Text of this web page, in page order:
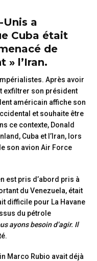
a
Cuba était
de
» l’Iran.
Après avoir
exfiltrer son président
américain affiche son
et souhaite être
ce contexte, Donald
Cuba et l’Iran, lors
son avion Air Force
est pris d’abord pris à
du Venezuela, était
difficile pour La Havane
du pétrole
ayons besoin d’agir. Il
Marco Rubio avait déjà